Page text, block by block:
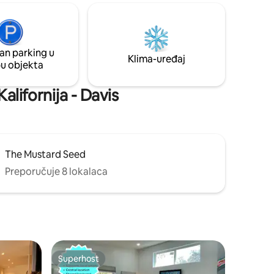
parkova, kafića, restorana i trgovina.
Uživat ćete u najboljem što Davis nudi uz
miran odmor nakon cijelog dana.
parking u
objekta
Klima-uređaj
- Davis
The Mustard Seed
Preporučuje 8 lokalaca
Superhost
Superhost